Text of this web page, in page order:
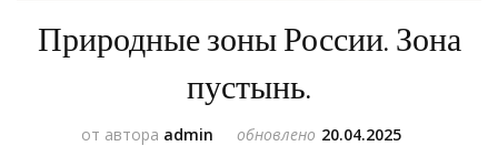
Природные зоны России. Зона
пустынь.
от автора admin обновлено 20.04.2025